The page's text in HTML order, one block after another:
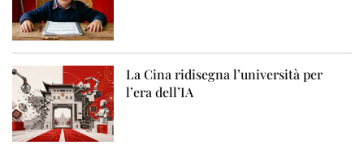
La Cina ridisegna l’università per
l’era dell’IA